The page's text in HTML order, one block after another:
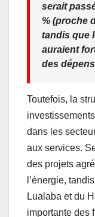
serait
% (proche
tandis que
auraient
des
Toutefois, la
dans les
aux services.
des projets
l’énergie,
Lualaba et du
importante des